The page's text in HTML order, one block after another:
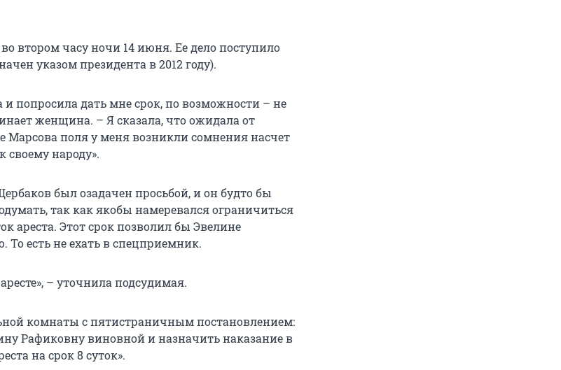
втором часу ночи 14 июня. Ее дело поступило
указом президента в 2012 году).
и попросила дать мне срок, по возможности – не
женщина. – Я сказала, что ожидала от
Марсова поля у меня возникли сомнения насчет
своему народу».
был озадачен просьбой, и он будто бы
так как якобы намеревался ограничиться
ареста. Этот срок позволил бы Эвелине
То есть не ехать в спецприемник.
– уточнила подсудимая.
комнаты с пятистраничным постановлением:
Рафиковну виновной и назначить наказание в
на срок 8 суток».